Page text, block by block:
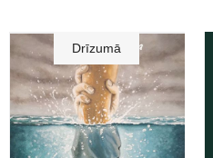
Drīzumā